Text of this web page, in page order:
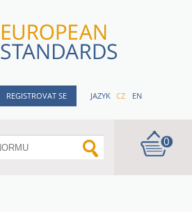
REGISTROVAT SE JAZYK CZ EN
0